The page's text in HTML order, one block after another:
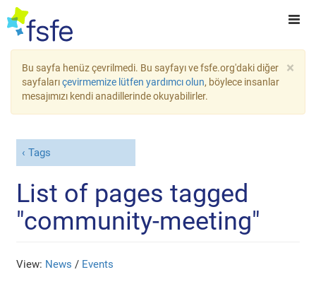
×
Bu sayfa henüz çevrilmedi. Bu sayfayı ve fsfe.org'daki diğer
sayfalarıçevirmemize lütfen yardımcı olun, böylece insanlar
mesajımızı kendi anadillerinde okuyabilirler.
Tags
List of pages tagged
"community-meeting"
View: News / Events